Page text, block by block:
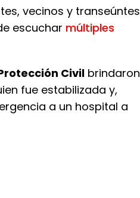
vecinos y transeúntes
escuchar múltiples
Civil brindaron
fue estabilizada y,
a un hospital a